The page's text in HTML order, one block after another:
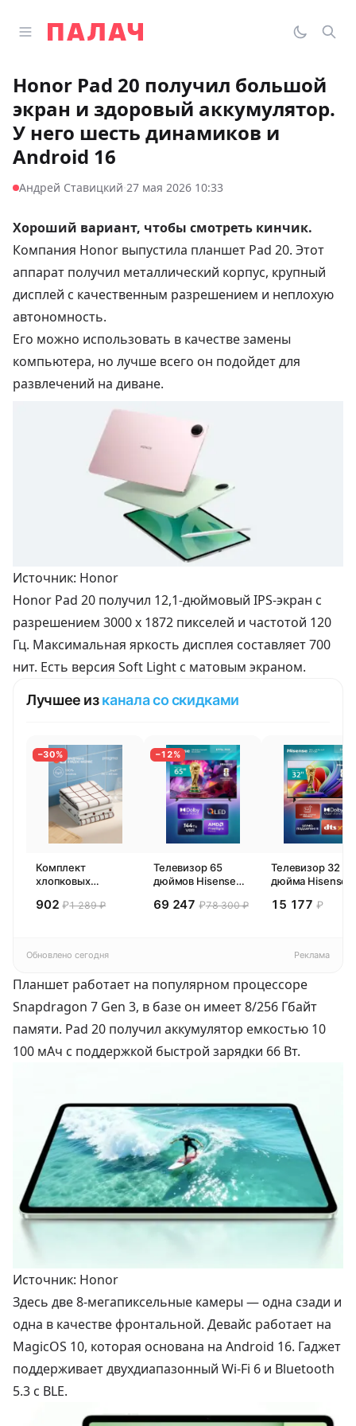
Открыть главное меню
Палач
Honor Pad 20 получил большой
экран и здоровый аккумулятор.
У него шесть динамиков и
Android 16
Андрей Ставицкий·27 мая 2026 10:33
Хороший вариант, чтобы смотреть кинчик.
Компания Honor выпустила планшет Pad 20. Этот
аппарат получил металлический корпус, крупный
дисплей с качественным разрешением и неплохую
автономность.
Его можно использовать в качестве замены
компьютера, но лучше всего он подойдет для
развлечений на диване.
Источник: Honor
Honor Pad 20 получил 12,1-дюймовый IPS-экран с
разрешением 3000 x 1872 пикселей и частотой 120
Гц. Максимальная яркость дисплея составляет 700
нит. Есть версия Soft Light с матовым экраном.
Лучшее изканала со скидками
−30%
Комплект
хлопковых
полотенец 4 шт,
902₽1 289 ₽
−12%
Телевизор 65
дюймов Hisense
(2026) Смарт ТВ
69 247 ₽78 300 ₽
Телевизор 32
дюйма Hisense
Смарт ТВ HD
15 177 ₽
Обновлено сегодня Реклама
Планшет работает на популярном процессоре
Snapdragon 7 Gen 3, в базе он имеет 8/256 Гбайт
памяти. Pad 20 получил аккумулятор емкостью 10
100 мАч с поддержкой быстрой зарядки 66 Вт.
Источник: Honor
Здесь две 8-мегапиксельные камеры — одна сзади и
одна в качестве фронтальной. Девайс работает на
MagicOS 10, которая основана на Android 16. Гаджет
поддерживает двухдиапазонный Wi-Fi 6 и Bluetooth
5.3 с BLE.